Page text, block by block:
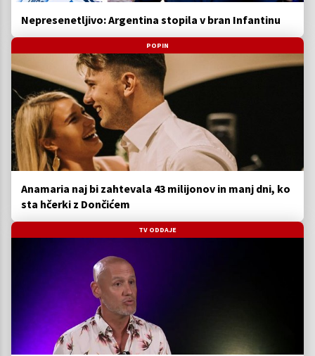
Nepresenetljivo: Argentina stopila v bran Infantinu
POPIN
Anamaria naj bi zahtevala 43 milijonov in manj dni, ko
sta hčerki z Dončićem
TV ODDAJE